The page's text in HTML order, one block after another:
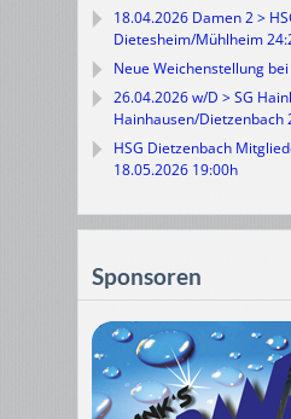
18.04.2026 Damen 2 >
Dietesheim/Mühlheim
Neue Weichenstellung
26.04.2026 w/D > SG
Hainhausen/Dietzenbach
HSG Dietzenbach
18.05.2026 19:00h
Sponsoren